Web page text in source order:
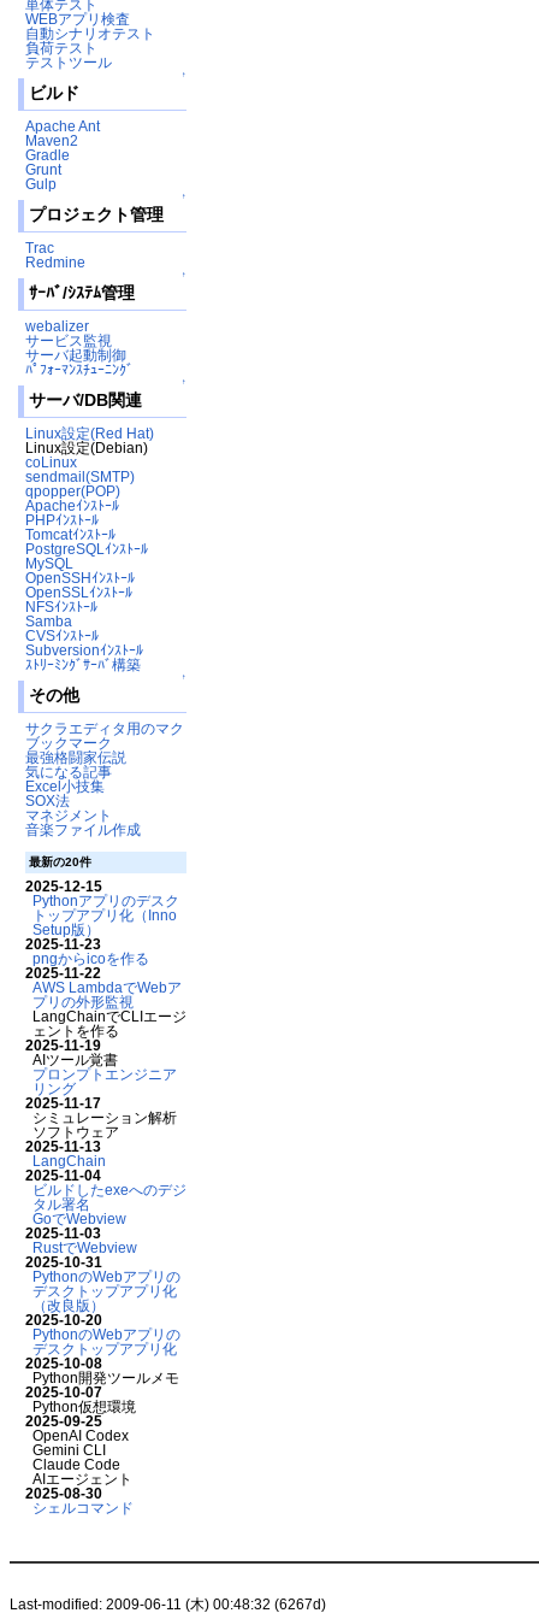
単体テスト
WEBアプリ検査
自動シナリオテスト
負荷テスト
テストツール
↑
ビルド
Apache Ant
Maven2
Gradle
Grunt
Gulp
↑
プロジェクト管理
Trac
Redmine
↑
ｻｰﾊﾞ/ｼｽﾃﾑ管理
webalizer
サービス監視
サーバ起動制御
ﾊﾟﾌｫｰﾏﾝｽﾁｭｰﾆﾝｸﾞ
↑
サーバ/DB関連
Linux設定(Red Hat)
Linux設定(Debian)
coLinux
sendmail(SMTP)
qpopper(POP)
Apacheｲﾝｽﾄｰﾙ
PHPｲﾝｽﾄｰﾙ
Tomcatｲﾝｽﾄｰﾙ
PostgreSQLｲﾝｽﾄｰﾙ
MySQL
OpenSSHｲﾝｽﾄｰﾙ
OpenSSLｲﾝｽﾄｰﾙ
NFSｲﾝｽﾄｰﾙ
Samba
CVSｲﾝｽﾄｰﾙ
Subversionｲﾝｽﾄｰﾙ
ｽﾄﾘｰﾐﾝｸﾞｻｰﾊﾞ構築
↑
その他
サクラエディタ用のマクロ
ブックマーク
最強格闘家伝説
気になる記事
Excel小技集
SOX法
マネジメント
音楽ファイル作成
最新の20件
2025-12-15
Pythonアプリのデスク
トップアプリ化（Inno
Setup版）
2025-11-23
pngからicoを作る
2025-11-22
AWS LambdaでWebア
プリの外形監視
LangChainでCLIエージ
ェントを作る
2025-11-19
AIツール覚書
プロンプトエンジニア
リング
2025-11-17
シミュレーション解析
ソフトウェア
2025-11-13
LangChain
2025-11-04
ビルドしたexeへのデジ
タル署名
GoでWebview
2025-11-03
RustでWebview
2025-10-31
PythonのWebアプリの
デスクトップアプリ化
（改良版）
2025-10-20
PythonのWebアプリの
デスクトップアプリ化
2025-10-08
Python開発ツールメモ
2025-10-07
Python仮想環境
2025-09-25
OpenAI Codex
Gemini CLI
Claude Code
AIエージェント
2025-08-30
シェルコマンド
Last-modified: 2009-06-11 (木) 00:48:32 (6267d)